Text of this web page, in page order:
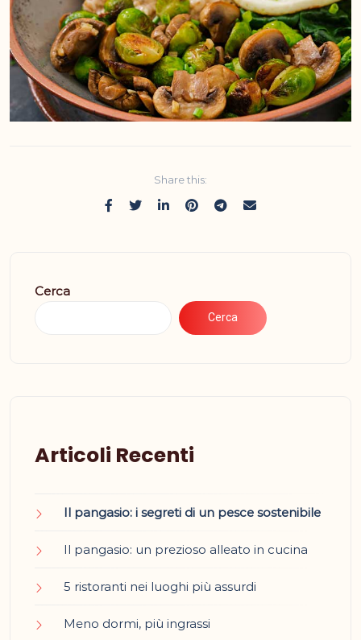
Share this:
Cerca
Cerca
Articoli Recenti
Il pangasio: i segreti di un pesce sostenibile
Il pangasio: un prezioso alleato in cucina
5 ristoranti nei luoghi più assurdi
Meno dormi, più ingrassi